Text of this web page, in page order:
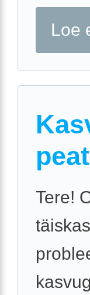
Loe
Tere!